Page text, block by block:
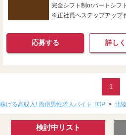
完全シフト制orパートシフ
※正社員へステップアップ
応募する 詳し
1
稼げる高収入! 風俗男性求人バイト TOP > 北
検討中リスト